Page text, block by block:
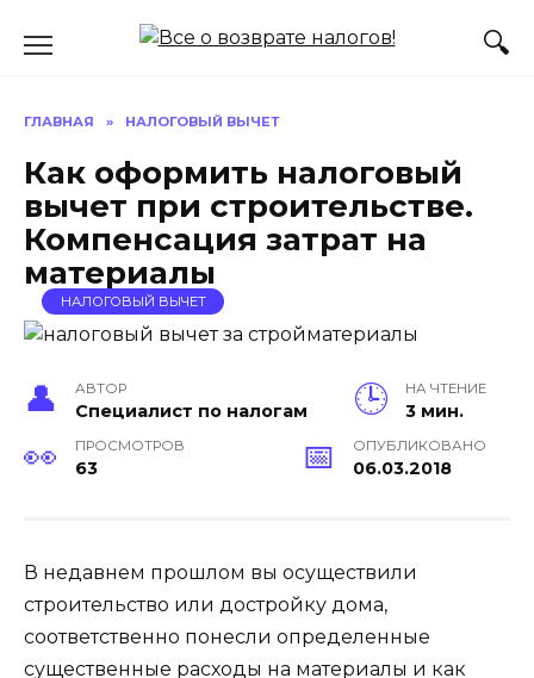
ГЛАВНАЯ » НАЛОГОВЫЙ ВЫЧЕТ
Как оформить налоговый
вычет при строительстве.
Компенсация затрат на
материалы
НАЛОГОВЫЙ ВЫЧЕТ
АВТОР
Специалист по налогам
НА ЧТЕНИЕ
3 мин.
ПРОСМОТРОВ
63
ОПУБЛИКОВАНО
06.03.2018
В недавнем прошлом вы осуществили
строительство или достройку дома,
соответственно понесли определенные
существенные расходы на материалы и как